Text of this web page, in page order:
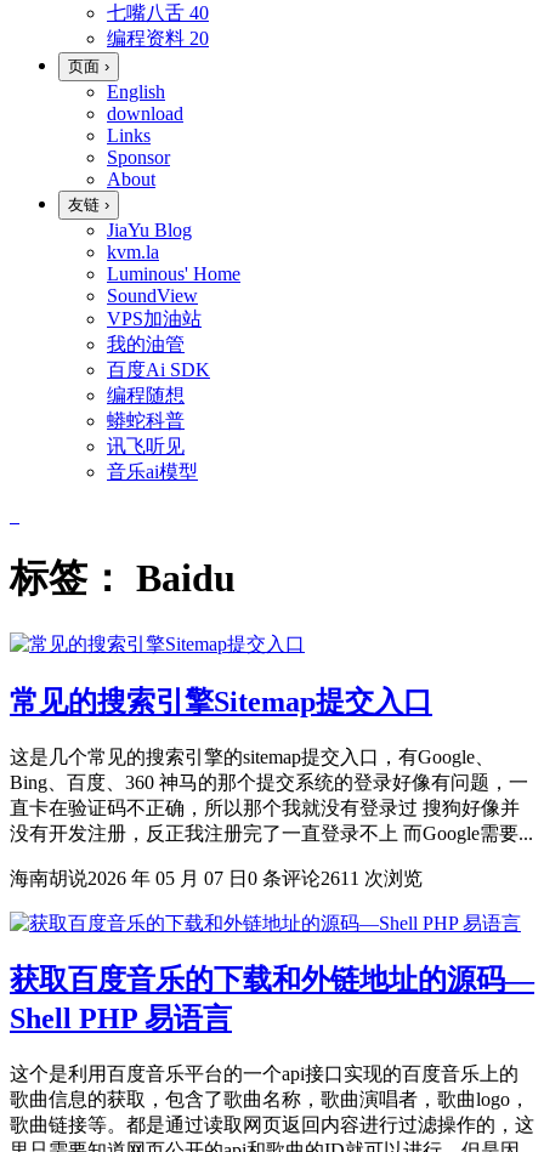
七嘴八舌 40
编程资料 20
页面 ›
English
download
Links
Sponsor
About
友链 ›
JiaYu Blog
kvm.la
Luminous' Home
SoundView
VPS加油站
我的油管
百度Ai SDK
编程随想
蟒蛇科普
讯飞听见
音乐ai模型
标签： Baidu
常见的搜索引擎Sitemap提交入口
这是几个常见的搜索引擎的sitemap提交入口，有Google、
Bing、百度、360 神马的那个提交系统的登录好像有问题，一
直卡在验证码不正确，所以那个我就没有登录过 搜狗好像并
没有开发注册，反正我注册完了一直登录不上 而Google需要...
海南胡说2026 年 05 月 07 日 0 条评论2611 次浏览
获取百度音乐的下载和外链地址的源码—
Shell PHP 易语言
这个是利用百度音乐平台的一个api接口实现的百度音乐上的
歌曲信息的获取，包含了歌曲名称，歌曲演唱者，歌曲logo，
歌曲链接等。都是通过读取网页返回内容进行过滤操作的，这